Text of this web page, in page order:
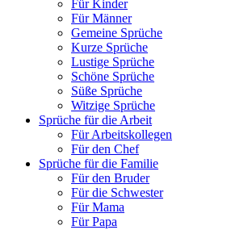
Für Kinder
Für Männer
Gemeine Sprüche
Kurze Sprüche
Lustige Sprüche
Schöne Sprüche
Süße Sprüche
Witzige Sprüche
Sprüche für die Arbeit
Für Arbeitskollegen
Für den Chef
Sprüche für die Familie
Für den Bruder
Für die Schwester
Für Mama
Für Papa